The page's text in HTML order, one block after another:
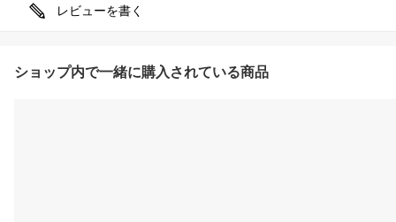
レビューを書く
ショップ内で一緒に購入されている商品